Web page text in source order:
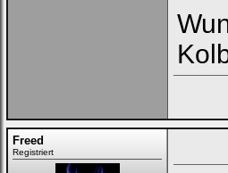
Freed
Registriert